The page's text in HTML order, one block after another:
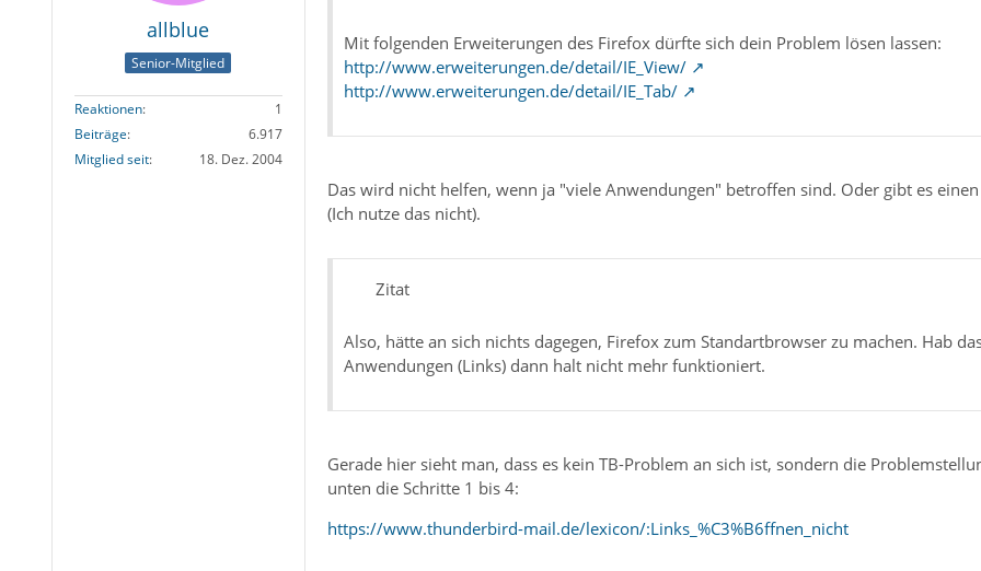
allblue
Senior-Mitglied
Reaktionen
1
Beiträge
6.917
Mitglied seit
18. Dez. 2004
Mit folgenden Erweiterungen des Firefox dürfte sich dein Problem lösen lassen:
http://www.erweiterungen.de/detail/IE_View/
http://www.erweiterungen.de/detail/IE_Tab/
Das wird nicht helfen, wenn ja "viele Anwendungen" betroffen sind. Oder gibt es
(Ich nutze das nicht).
Zitat
Also, hätte an sich nichts dagegen, Firefox zum Standartbrowser zu machen. Hab
Anwendungen (Links) dann halt nicht mehr funktioniert.
Gerade hier sieht man, dass es kein TB-Problem an sich ist, sondern die
unten die Schritte 1 bis 4:
https://www.thunderbird-mail.de/lexicon/:Links_%C3%B6ffnen_nicht